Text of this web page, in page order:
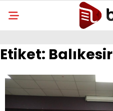
Etiket: Balıkesir